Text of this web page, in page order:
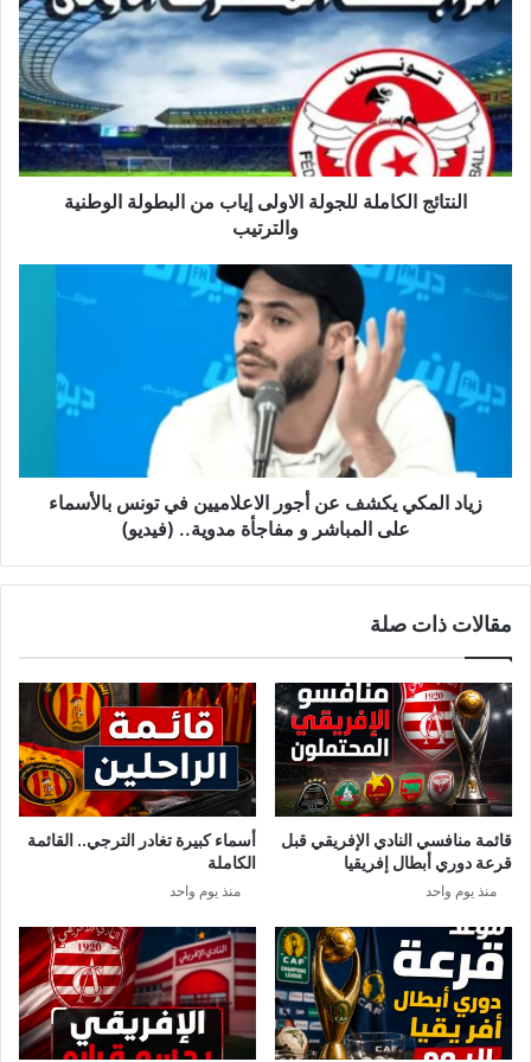
للجولة
الاولى
إياب
من
البطولة
الوطنية
والترتيب
النتائج الكاملة للجولة الاولى إياب من البطولة الوطنية
والترتيب
المكي
الاعلاميين
بالأسماء
(فيديو)
زياد المكي يكشف عن أجور الاعلاميين في تونس بالأسماء
على المباشر و مفاجأة مدوية.. (فيديو)
مقالات ذات صلة
قائمة منافسي النادي الإفريقي قبل
قرعة دوري أبطال إفريقيا
منذ يوم واحد
أسماء كبيرة تغادر الترجي.. القائمة
الكاملة
منذ يوم واحد